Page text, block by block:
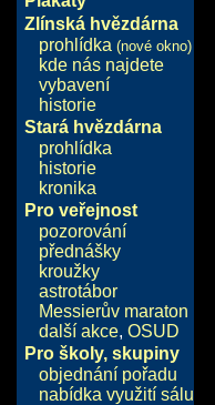
Zlínská hvězdárna
prohlídka (nové okno)
kde nás najdete
vybavení
historie
Stará hvězdárna
prohlídka
historie
kronika
Pro veřejnost
pozorování
přednášky
kroužky
astrotábor
Messierův maraton
další akce, OSUD
Pro školy, skupiny
objednání pořadu
nabídka využití sálu